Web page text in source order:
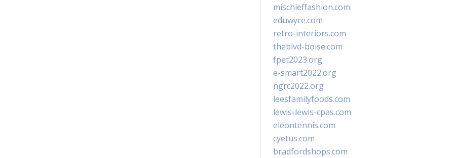
mischieffashion.com
eduwyre.com
retro-interiors.com
theblvd-boise.com
fpet2023.org
e-smart2022.org
ngrc2022.org
leesfamilyfoods.com
lewis-lewis-cpas.com
eleontennis.com
cyetus.com
bradfordshops.com